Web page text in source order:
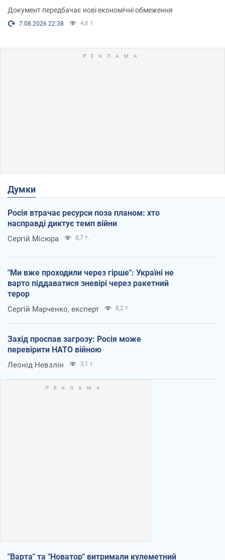
Документ передбачає нові економічні обмеження
7.08.2026 22:38 4,6 т.
Думки
Росія втрачає ресурси поза планом: хто
насправді диктує темп війни
Сергій Місюра 8,7 т.
"Ми вже проходили через гірше": Україні не
варто піддаватися зневірі через ракетний
терор
Сергій Марченко, експерт 8,2 т.
Захід проспав загрозу: Росія може
перевірити НАТО війною
Леонід Невзлін 3,1 т.
"Варта" та "Новатор" витримали кулеметний